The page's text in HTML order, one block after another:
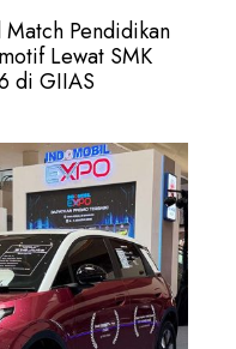
Match Pendidikan
Lewat SMK
di GIIAS